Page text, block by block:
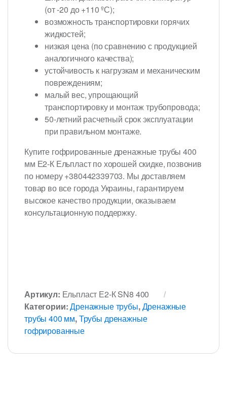
(от -20 до +110 ºС);
возможность транспортировки горячих
жидкостей;
низкая цена (по сравнению с продукцией
аналогичного качества);
устойчивость к нагрузкам и механическим
повреждениям;
малый вес, упрощающий
транспортировку и монтаж трубопровода;
50-летний расчетный срок эксплуатации
при правильном монтаже.
Купите гофрированные дренажные трубы 400
мм Е2-К Ельпласт по хорошей скидке, позвонив
по номеру +380442339703. Мы доставляем
товар во все города Украины, гарантируем
высокое качество продукции, оказываем
консультационную поддержку.
Артикул: Ельпласт Е2-К SN8 400
Категории:Дренажные трубы,Дренажные
трубы 400 мм,Трубы дренажные
гофрированные